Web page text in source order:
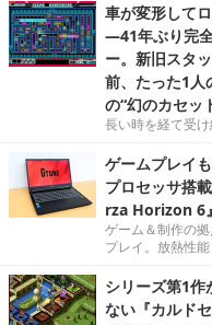
車が変形して
―41年ぶり完
ー。新旧スタ
前、たった1人
の“幻のカセッ
長い時を経て受
ゲームプレイ
プロセッサ搭
rza Horizon 6
ゲーム＆制作の
プレイ。放熱性
シリーズ第1作
ない『カルド